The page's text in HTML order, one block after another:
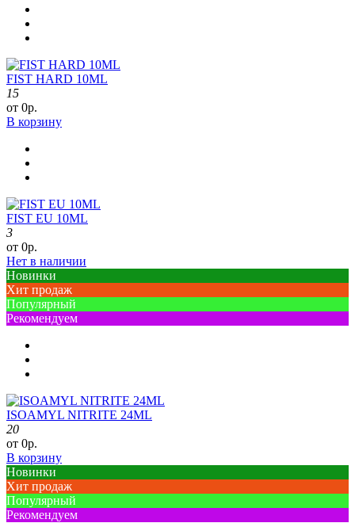
FIST HARD 10ML
15
от 0р.
В корзину
FIST EU 10ML
3
от 0р.
Нет в наличии
Новинки
Хит продаж
Популярный
Рекомендуем
ISOAMYL NITRITE 24ML
20
от 0р.
В корзину
Новинки
Хит продаж
Популярный
Рекомендуем